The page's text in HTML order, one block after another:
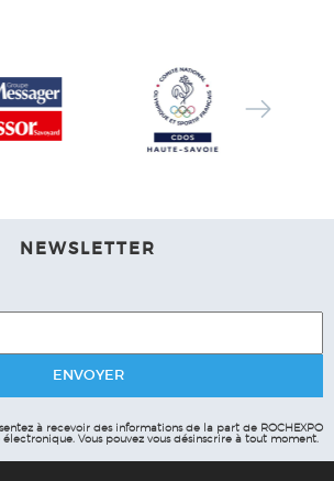
NEWSLETTER
à recevoir des informations de la part de ROCHEXPO
électronique.Vous pouvez vous désinscrire à tout moment.